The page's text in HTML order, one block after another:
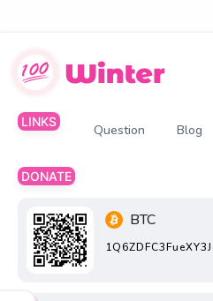
LINKS
Question Blog
DONATE
BTC